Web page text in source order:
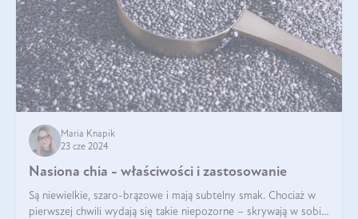
Maria Knapik
23 cze 2024
Nasiona chia - właściwości i zastosowanie
Są niewielkie, szaro-brązowe i mają subtelny smak. Chociaż w
pierwszej chwili wydają się takie niepozorne – skrywają w sobie